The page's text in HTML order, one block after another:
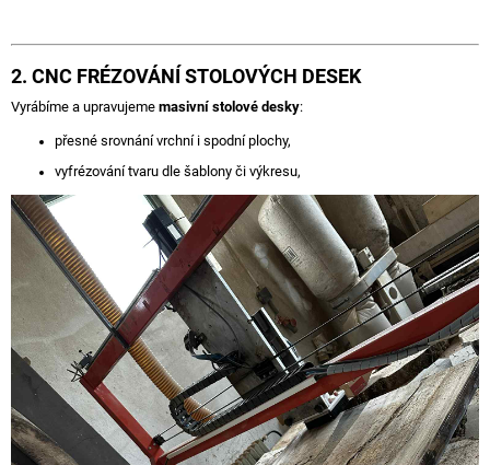
2. CNC FRÉZOVÁNÍ STOLOVÝCH DESEK
Vyrábíme a upravujeme masivní stolové desky:
přesné srovnání vrchní i spodní plochy,
vyfrézování tvaru dle šablony či výkresu,